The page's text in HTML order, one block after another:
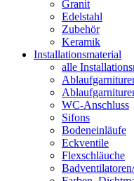
Granit
Edelstahl
Zubehör
Keramik
Installationsmaterial
alle
WC-Anschluss
Sifons
Bodeneinläufe
Eckventile
Flexschläuche